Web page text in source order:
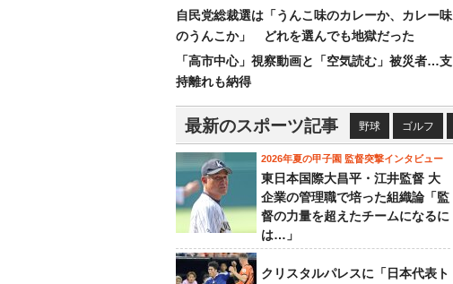
自民党総裁選は「うんこ味のカレーか、カレー味
のうんこか」 どれを選んでも地獄だった
「高市中心」視察動画と「空気読む」被災者…支
持離れも納得
最新のスポーツ記事 野球 ゴルフ
2026年夏の甲子園 監督突撃インタビュー
東日本国際大昌平・江井監督 大
企業の管理職で培った組織論「監
督の力量を超えたチームになるに
は…」
クリスタルパレスに「日本代表ト